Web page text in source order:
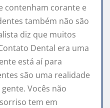
contenham corante e
também não são
diz que muitos
Dental era uma
está aí para
são uma realidade
Vocês não
tem em